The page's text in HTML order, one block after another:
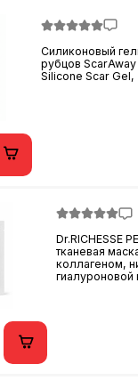
Силиконовый
рубцов
Silicone Scar Gel,
Dr.RICHESSE
тканевая
коллагеном,
гиалуроновой